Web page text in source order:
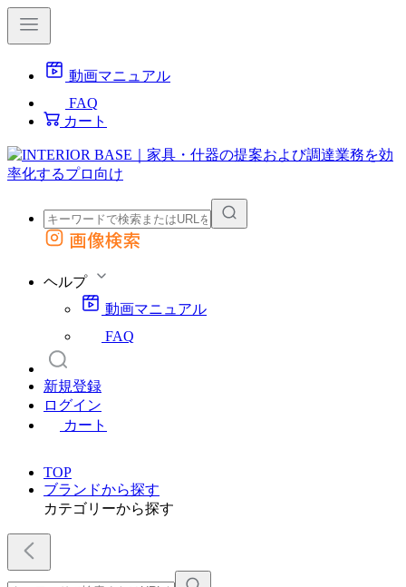
動画マニュアル
FAQ
カート
外部サイトの商品をカートに追加
画像検索
ヘルプ
動画マニュアル
FAQ
新規登録
ログイン
カート
TOP
ブランドから探す
カテゴリーから探す